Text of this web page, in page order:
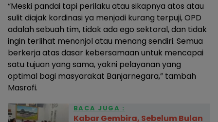
“Meski pandai tapi perilaku atau sikapnya atos atau
sulit diajak kordinasi ya menjadi kurang terpuji, OPD
adalah sebuah tim, tidak ada ego sektoral, dan tidak
ingin terlihat menonjol atau menang sendiri. Semua
berkerja atas dasar kebersamaan untuk mencapai
satu tujuan yang sama, yakni pelayanan yang
optimal bagi masyarakat Banjarnegara,” tambah
Masrofi.
BACA JUGA :
Kabar Gembira, Sebelum Bulan